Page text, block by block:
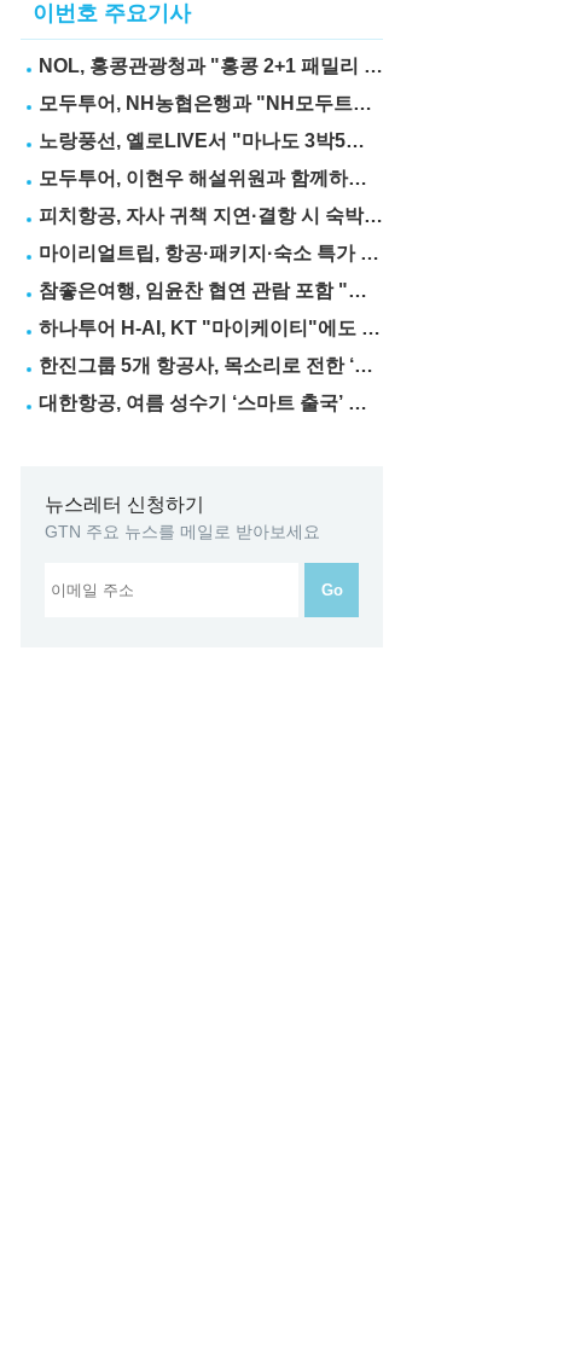
이번호 주요기사
NOL, 홍콩관광청과 "홍콩 2+1 패밀리 프로모션" 실시
모두투어, NH농협은행과 "NH모두트래블리적금" 출시
노랑풍선, 옐로LIVE서 "마나도 3박5일" 상품 선보여
모두투어, 이현우 해설위원과 함께하는 "MLB 직관 컨셉투어" 출시
피치항공, 자사 귀책 지연·결항 시 숙박·교통비 보상제 도입
마이리얼트립, 항공·패키지·숙소 특가 릴레이
참좋은여행, 임윤찬 협연 관람 포함 "미동부·캐나다" 패키지 출시
하나투어 H-AI, KT "마이케이티"에도 탑재
한진그룹 5개 항공사, 목소리로 전한 ‘재능기부’
대한항공, 여름 성수기 ‘스마트 출국’ 꿀팁 3가지 공개
뉴스레터 신청하기
GTN 주요 뉴스를 메일로 받아보세요
Go